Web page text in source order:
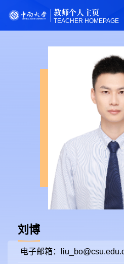
教师个人主页
TEACHER HOMEPAGE
刘博
电子邮箱：